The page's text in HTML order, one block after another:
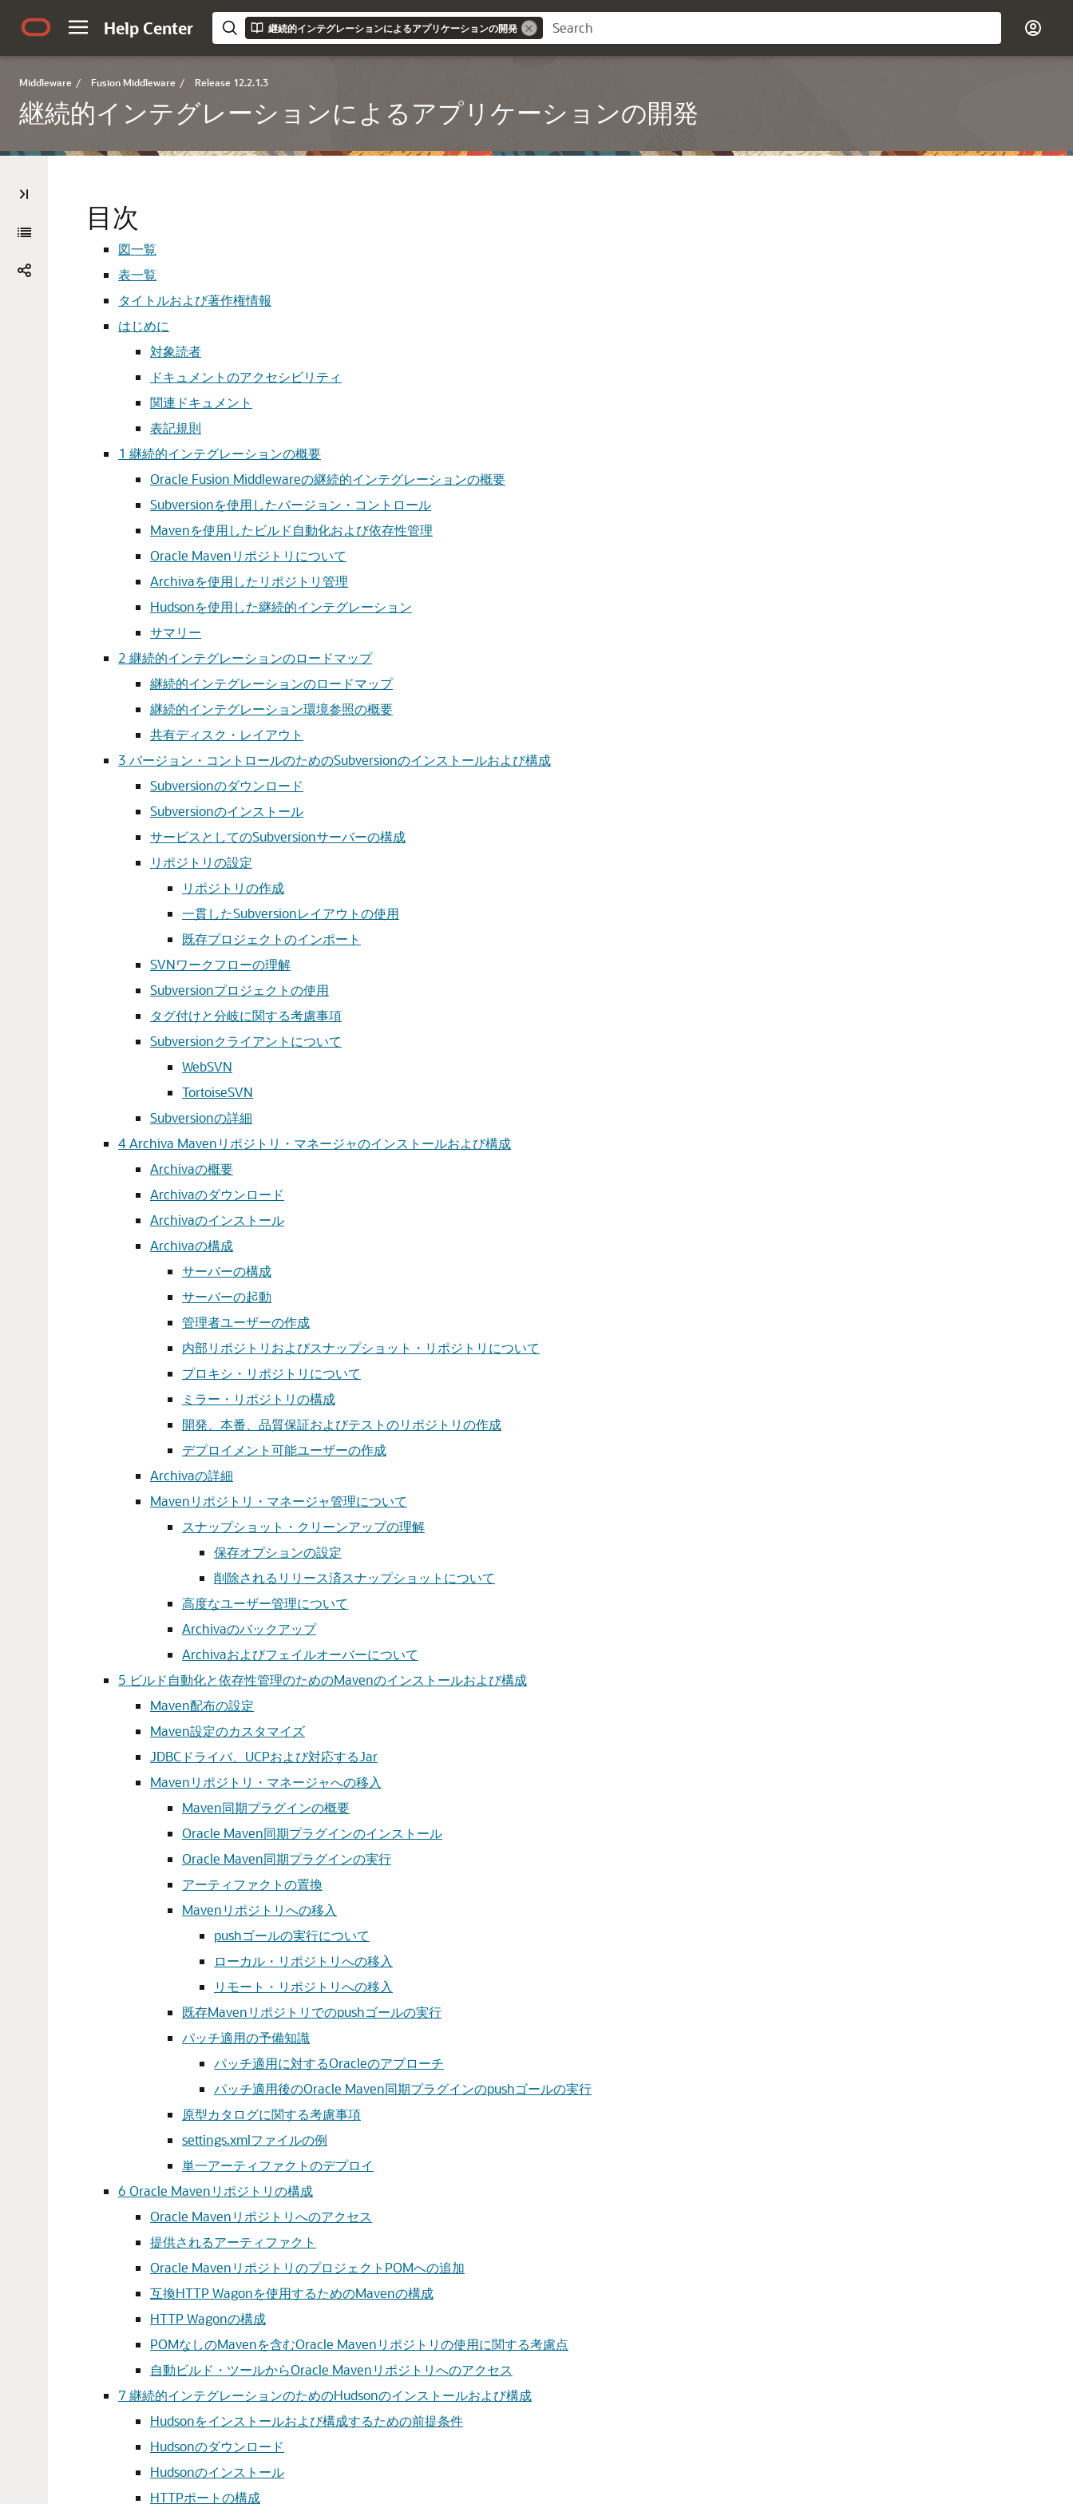
Help Center 継続的インテグレーションによるアプリケーションの開発
Middleware / Fusion Middleware / Release 12.2.1.3
継続的インテグレーションによるアプリケーションの開発
目次
図一覧
表一覧
タイトルおよび著作権情報
はじめに
対象読者
ドキュメントのアクセシビリティ
関連ドキュメント
表記規則
1 継続的インテグレーションの概要
Oracle Fusion Middlewareの継続的インテグレーションの概要
Subversionを使用したバージョン・コントロール
Mavenを使用したビルド自動化および依存性管理
Oracle Mavenリポジトリについて
Archivaを使用したリポジトリ管理
Hudsonを使用した継続的インテグレーション
サマリー
2 継続的インテグレーションのロードマップ
継続的インテグレーションのロードマップ
継続的インテグレーション環境参照の概要
共有ディスク・レイアウト
3 バージョン・コントロールのためのSubversionのインストールおよび構成
Subversionのダウンロード
Subversionのインストール
サービスとしてのSubversionサーバーの構成
リポジトリの設定
リポジトリの作成
一貫したSubversionレイアウトの使用
既存プロジェクトのインポート
SVNワークフローの理解
Subversionプロジェクトの使用
タグ付けと分岐に関する考慮事項
Subversionクライアントについて
WebSVN
TortoiseSVN
Subversionの詳細
4Archiva Mavenリポジトリ・マネージャのインストールおよび構成
Archivaの概要
Archivaのダウンロード
Archivaのインストール
Archivaの構成
サーバーの構成
サーバーの起動
管理者ユーザーの作成
内部リポジトリおよびスナップショット・リポジトリについて
プロキシ・リポジトリについて
ミラー・リポジトリの構成
開発、本番、品質保証およびテストのリポジトリの作成
デプロイメント可能ユーザーの作成
Archivaの詳細
Mavenリポジトリ・マネージャ管理について
スナップショット・クリーンアップの理解
保存オプションの設定
削除されるリリース済スナップショットについて
高度なユーザー管理について
Archivaのバックアップ
Archivaおよびフェイルオーバーについて
5 ビルド自動化と依存性管理のためのMavenのインストールおよび構成
Maven配布の設定
Maven設定のカスタマイズ
JDBCドライバ、UCPおよび対応するJar
Mavenリポジトリ・マネージャへの移入
Maven同期プラグインの概要
Oracle Maven同期プラグインのインストール
Oracle Maven同期プラグインの実行
アーティファクトの置換
Mavenリポジトリへの移入
pushゴールの実行について
ローカル・リポジトリへの移入
リモート・リポジトリへの移入
既存Mavenリポジトリでのpushゴールの実行
パッチ適用の予備知識
パッチ適用に対するOracleのアプローチ
パッチ適用後のOracle Maven同期プラグインのpushゴールの実行
原型カタログに関する考慮事項
settings.xmlファイルの例
単一アーティファクトのデプロイ
6 Oracle Mavenリポジトリの構成
Oracle Mavenリポジトリへのアクセス
提供されるアーティファクト
Oracle MavenリポジトリのプロジェクトPOMへの追加
互換HTTP Wagonを使用するためのMavenの構成
HTTP Wagonの構成
POMなしのMavenを含むOracle Mavenリポジトリの使用に関する考慮点
自動ビルド・ツールからOracle Mavenリポジトリへのアクセス
7 継続的インテグレーションのためのHudsonのインストールおよび構成
Hudsonをインストールおよび構成するための前提条件
Hudsonのダウンロード
Hudsonのインストール
HTTPポートの構成